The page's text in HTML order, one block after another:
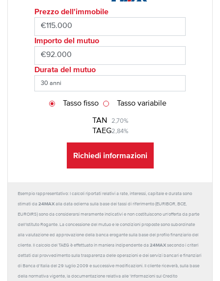
Prezzo dell'immobile
Importo del mutuo
Durata del mutuo
TAN 2,70%
TAEG2,84%
Tasso fisso Tasso variabile
Richiedi informazioni
Esempio rappresentativo: I calcoli riportati relativi a rate, interessi, capitale e durata sono
stimati da 24MAX alla data odierna sulla base dei tassi di riferimento (EURIBOR, BCE,
EUROIRS) sono da considerarsi meramente indicativi e non costituiscono un'offerta da parte
dell'Istituto Rogante. La concessione del mutuo e le condizioni proposte sono subordinate
alla valutazione ed approvazione della banca erogante sulla base del profilo finanziario del
cliente. Il calcolo del TAEG è effettuato in maniera indipendente da 24MAX secondo i criteri
dettati dal provvedimento sulla trasparenza delle operazioni e dei servizi bancari e finanziari
di Banca d'Italia del 29 luglio 2009 e successive modificazioni. Il cliente riceverà, sulla base
della normativa vigente, la documentazione relativa alle 'Informazioni sul Credito